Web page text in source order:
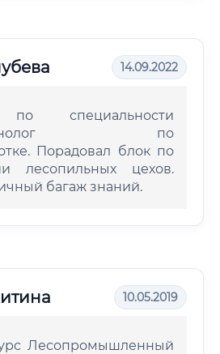
14.09.2022
по специальности
технолог по
Порадовал блок по
лесопильных цехов.
багаж знаний.
10.05.2019
Лесопромышленный